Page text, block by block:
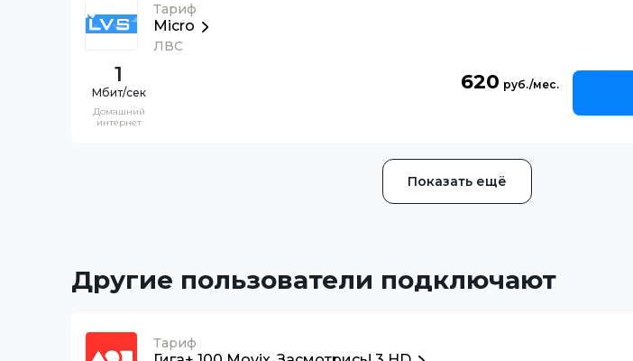
Тариф
Micro
ЛВС
1
Домашний
интернет
620
Показать ещё
Другие пользователи подключают
Тариф